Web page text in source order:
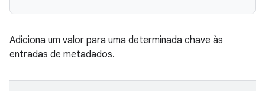
Adiciona um valor para uma determinada chave às
entradas de metadados.